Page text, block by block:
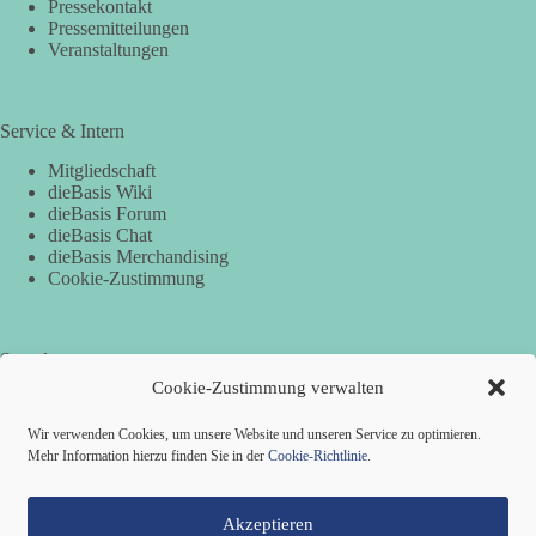
Cookie-Zustimmung verwalten
Wir verwenden Cookies, um unsere Website und unseren Service zu optimieren.
Mehr Information hierzu finden Sie in der Cookie-Richtlinie.
Akzeptieren
Pressekontakt
Pressemitteilungen
Veranstaltungen
Service & Intern
Mitgliedschaft
dieBasis Wiki
dieBasis Forum
dieBasis Chat
dieBasis Merchandising
Cookie-Zustimmung
Spenden
Per Banküberweisung:
Basisdemokratische Partei Deutschland
IBAN: DE82 2219 1405 0051 5932 60